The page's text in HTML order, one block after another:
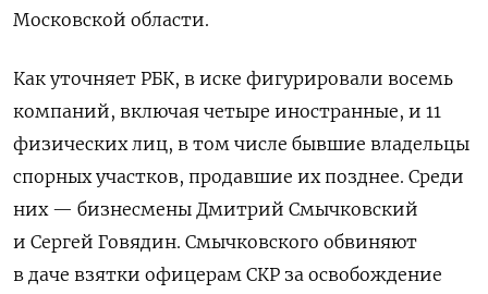
Московской области.
Как уточняет РБК, в иске фигурировали восемь
компаний, включая четыре иностранные, и 11
физических лиц, в том числе бывшие владельцы
спорных участков, продавшие их позднее. Среди
них — бизнесмены Дмитрий Смычковский
и Сергей Говядин. Смычковского обвиняют
в даче взятки офицерам СКР за освобождение